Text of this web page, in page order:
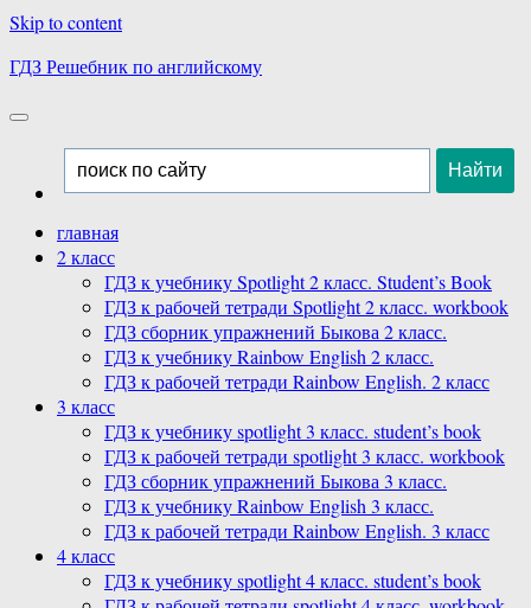
Skip to content
ГДЗ Решебник по английскому
главная
2 класс
ГДЗ к учебнику Spotlight 2 класс. Student’s Book
ГДЗ к рабочей тетради Spotlight 2 класс. workbook
ГДЗ сборник упражнений Быкова 2 класс.
ГДЗ к учебнику Rainbow English 2 класс.
ГДЗ к рабочей тетради Rainbow English. 2 класс
3 класс
ГДЗ к учебнику spotlight 3 класс. student’s book
ГДЗ к рабочей тетради spotlight 3 класс. workbook
ГДЗ сборник упражнений Быкова 3 класс.
ГДЗ к учебнику Rainbow English 3 класс.
ГДЗ к рабочей тетради Rainbow English. 3 класс
4 класс
ГДЗ к учебнику spotlight 4 класс. student’s book